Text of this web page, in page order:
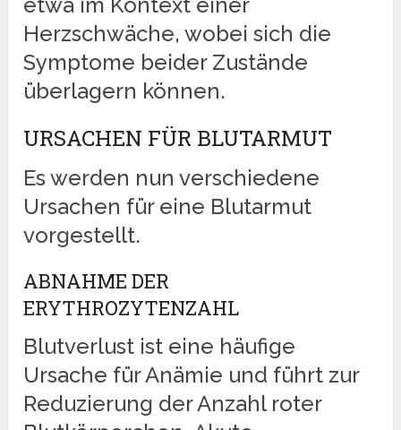
etwa im Kontext einer
Herzschwäche, wobei sich die
Symptome beider Zustände
überlagern können.
URSACHEN FÜR BLUTARMUT
Es werden nun verschiedene
Ursachen für eine Blutarmut
vorgestellt.
ABNAHME DER
ERYTHROZYTENZAHL
Blutverlust ist eine häufige
Ursache für Anämie und führt zur
Reduzierung der Anzahl roter